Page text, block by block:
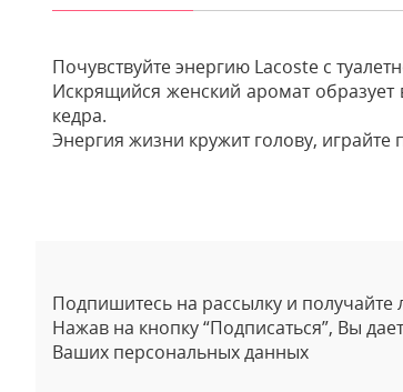
Почувствуйте энергию Lacoste с
Искрящийся женский аромат
кедра.
Энергия жизни кружит голову,
Подпишитесь на рассылку и
Нажав на кнопку “Подписаться”, Вы
Ваших персональных данных